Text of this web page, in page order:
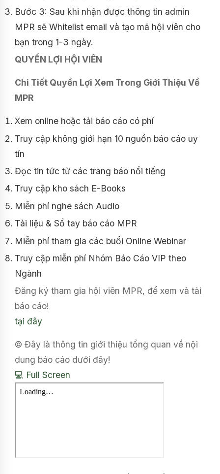
Bước 3: Sau khi nhận được thông tin admin
MPR sẽ Whitelist email và tạo mã hội viên cho
bạn trong 1-3 ngày.
QUYỀN LỢI HỘI VIÊN
Chi Tiết Quyền Lợi Xem Trong Giới Thiệu Về
MPR
Xem online hoặc tải báo cáo có phí
Truy cập không giới hạn 10 nguồn báo cáo uy
tín
Đọc tin tức từ các trang báo nổi tiếng
Truy cập kho sách E-Books
Miễn phí nghe sách Audio
Tài liệu & Sổ tay báo cáo MPR
Miễn phí tham gia các buổi Online Webinar
Truy cập miễn phí Nhóm Báo Cáo VIP theo
Ngành
Đăng ký tham gia hội viên MPR, để xem và tải
báo cáo!
tại đây
© Đây là thông tin giới thiệu tổng quan về nội
dung báo cáo dưới đây!
💻 Full Screen